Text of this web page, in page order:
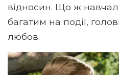
відносин. Що ж
багатим на події,
любов.